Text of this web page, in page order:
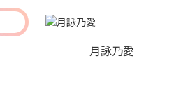
月詠乃愛